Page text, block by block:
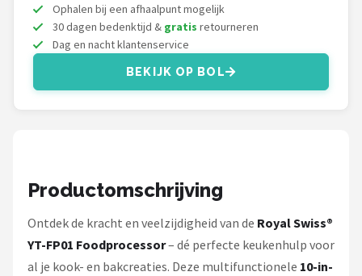
Bartscher
Nutribullet
KitchenBrothers
Ophalen bij een afhaalpunt mogelijk
30 dagen bedenktijd & gratis retourneren
Dag en nacht klantenservice
BEKIJK OP BOL
Productomschrijving
Ontdek de kracht en veelzijdigheid van de Royal Swiss®
YT-FP01 Foodprocessor– dé perfecte keukenhulp voor
al je kook- en bakcreaties. Deze multifunctionele 10-in-